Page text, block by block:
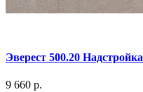
Эверест 500.20 Надстройка
9 660 р.